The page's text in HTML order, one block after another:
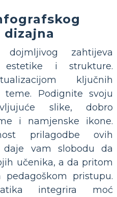
dojmljivog zahtijeva
estetike i strukture.
ključnih
teme. Podignite svoju
slike, dobro
i namjenske ikone.
prilagodbe ovih
daje vam slobodu da
učenika, a da pritom
pristupu.
integrira moć